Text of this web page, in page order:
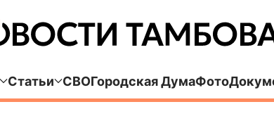
Статьи СВОГородская ДумаФото